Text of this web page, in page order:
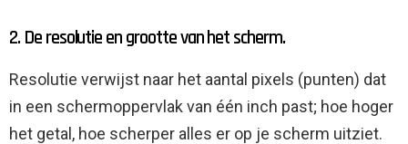
2. De resolutie en grootte van het scherm.
Resolutie verwijst naar het aantal pixels (punten) dat
in een schermoppervlak van één inch past; hoe hoger
het getal, hoe scherper alles er op je scherm uitziet.